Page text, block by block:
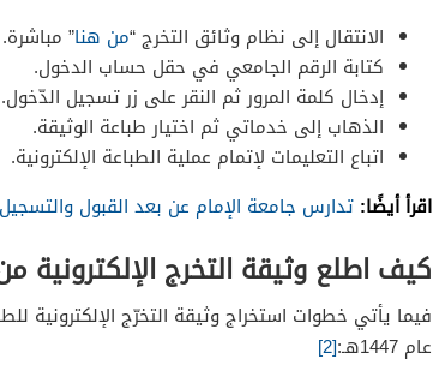
الانتقال إلى نظام وثائق التخرج “من هنا” مباشرة.
كتابة الرقم الجامعي في حقل حساب الدخول.
إدخال كلمة المرور ثم النقر على زر تسجيل الدّخول.
الذهاب إلى خدماتي ثم اختيار طباعة الوثيقة.
اتباع التعليمات لإتمام عملية الطباعة الإلكترونية.
اقرأ أيضًا: تدارس جامعة الإمام عن بعد القبول والتسجيل 1447
كيف اطلع وثيقة التخرج الإلكترونية من
فيما يأتي خطوات استخراج وثيقة التخرّج الإلكترونية
عام 1447هـ:
[2]